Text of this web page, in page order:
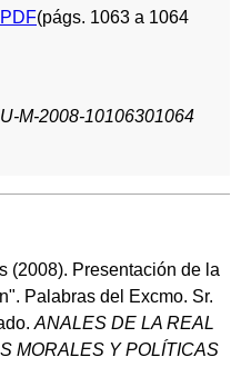
(págs. 1063 a 1064
M-2008-10106301064
(2008). Presentación de la
Palabras del Excmo. Sr.
ANALES DE LA REAL
MORALES Y POLÍTICAS